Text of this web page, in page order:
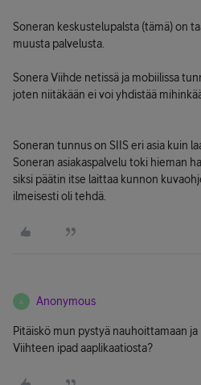
Soneran keskustelupalsta (tämä) on
muusta palvelusta.
Sonera Viihde netissä ja mobiilissa
joten niitäkään ei voi yhdistää
Soneran tunnus on SIIS eri asia kuin
Soneran asiakaspalvelu toki hieman
siksi päätin itse laittaa kunnon
ilmeisesti oli tehdä.
A Anonymous
Pitäiskö mun pystyä nauhoittamaan
Viihteen ipad aaplikaatiosta?